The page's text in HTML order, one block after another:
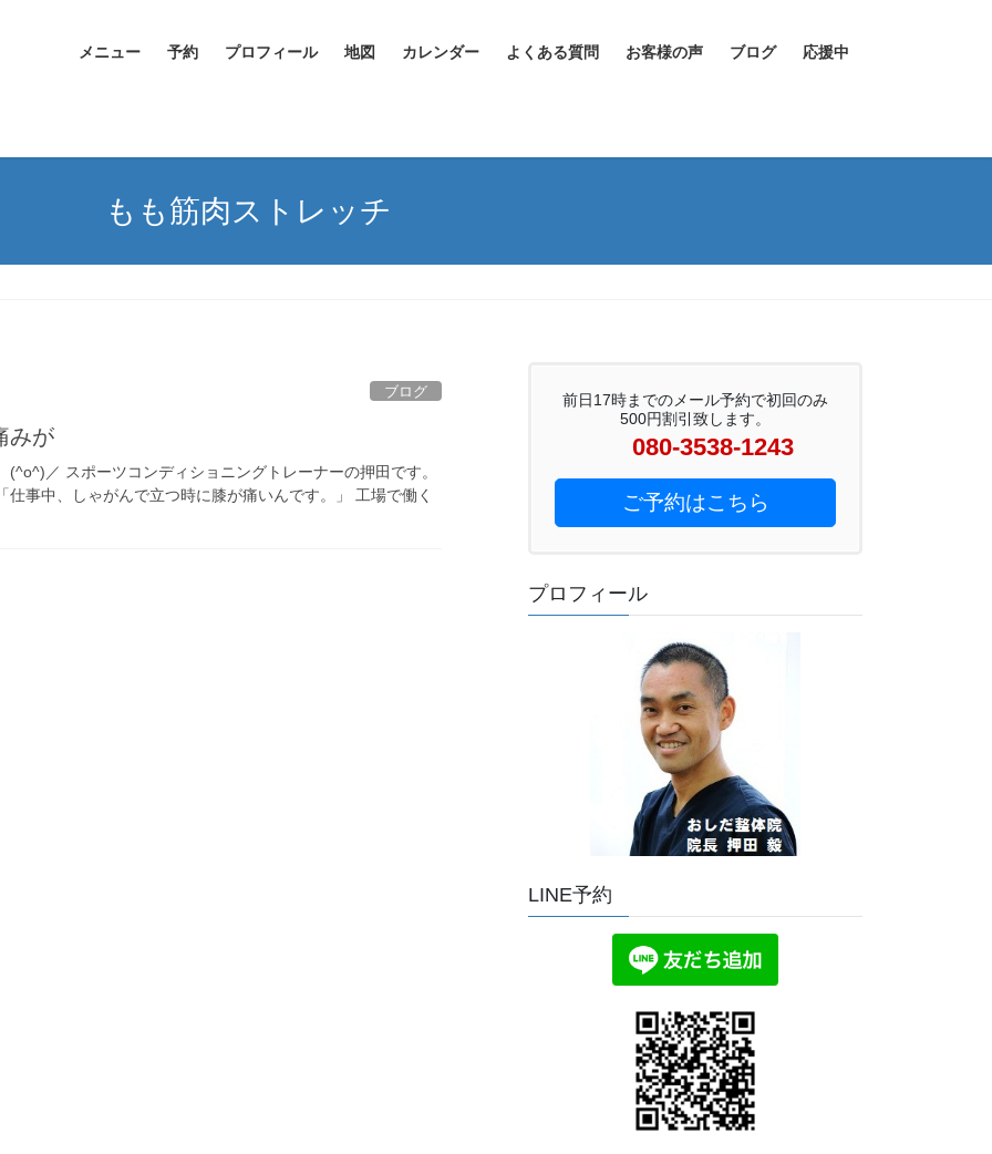
メニュー 予約 プロフィール 地図 カレンダー よくある質問 お客様の声 ブログ 応援中
もも筋肉ストレッチ
ブログ
みが
／ スポーツコンディショニングトレーナーの押田です。
事中、しゃがんで立つ時に膝が痛いんです。」 工場で働く
前日17時までのメール予約で初回のみ
500円割引致します。
080-3538-1243
ご予約はこちら
プロフィール
LINE予約